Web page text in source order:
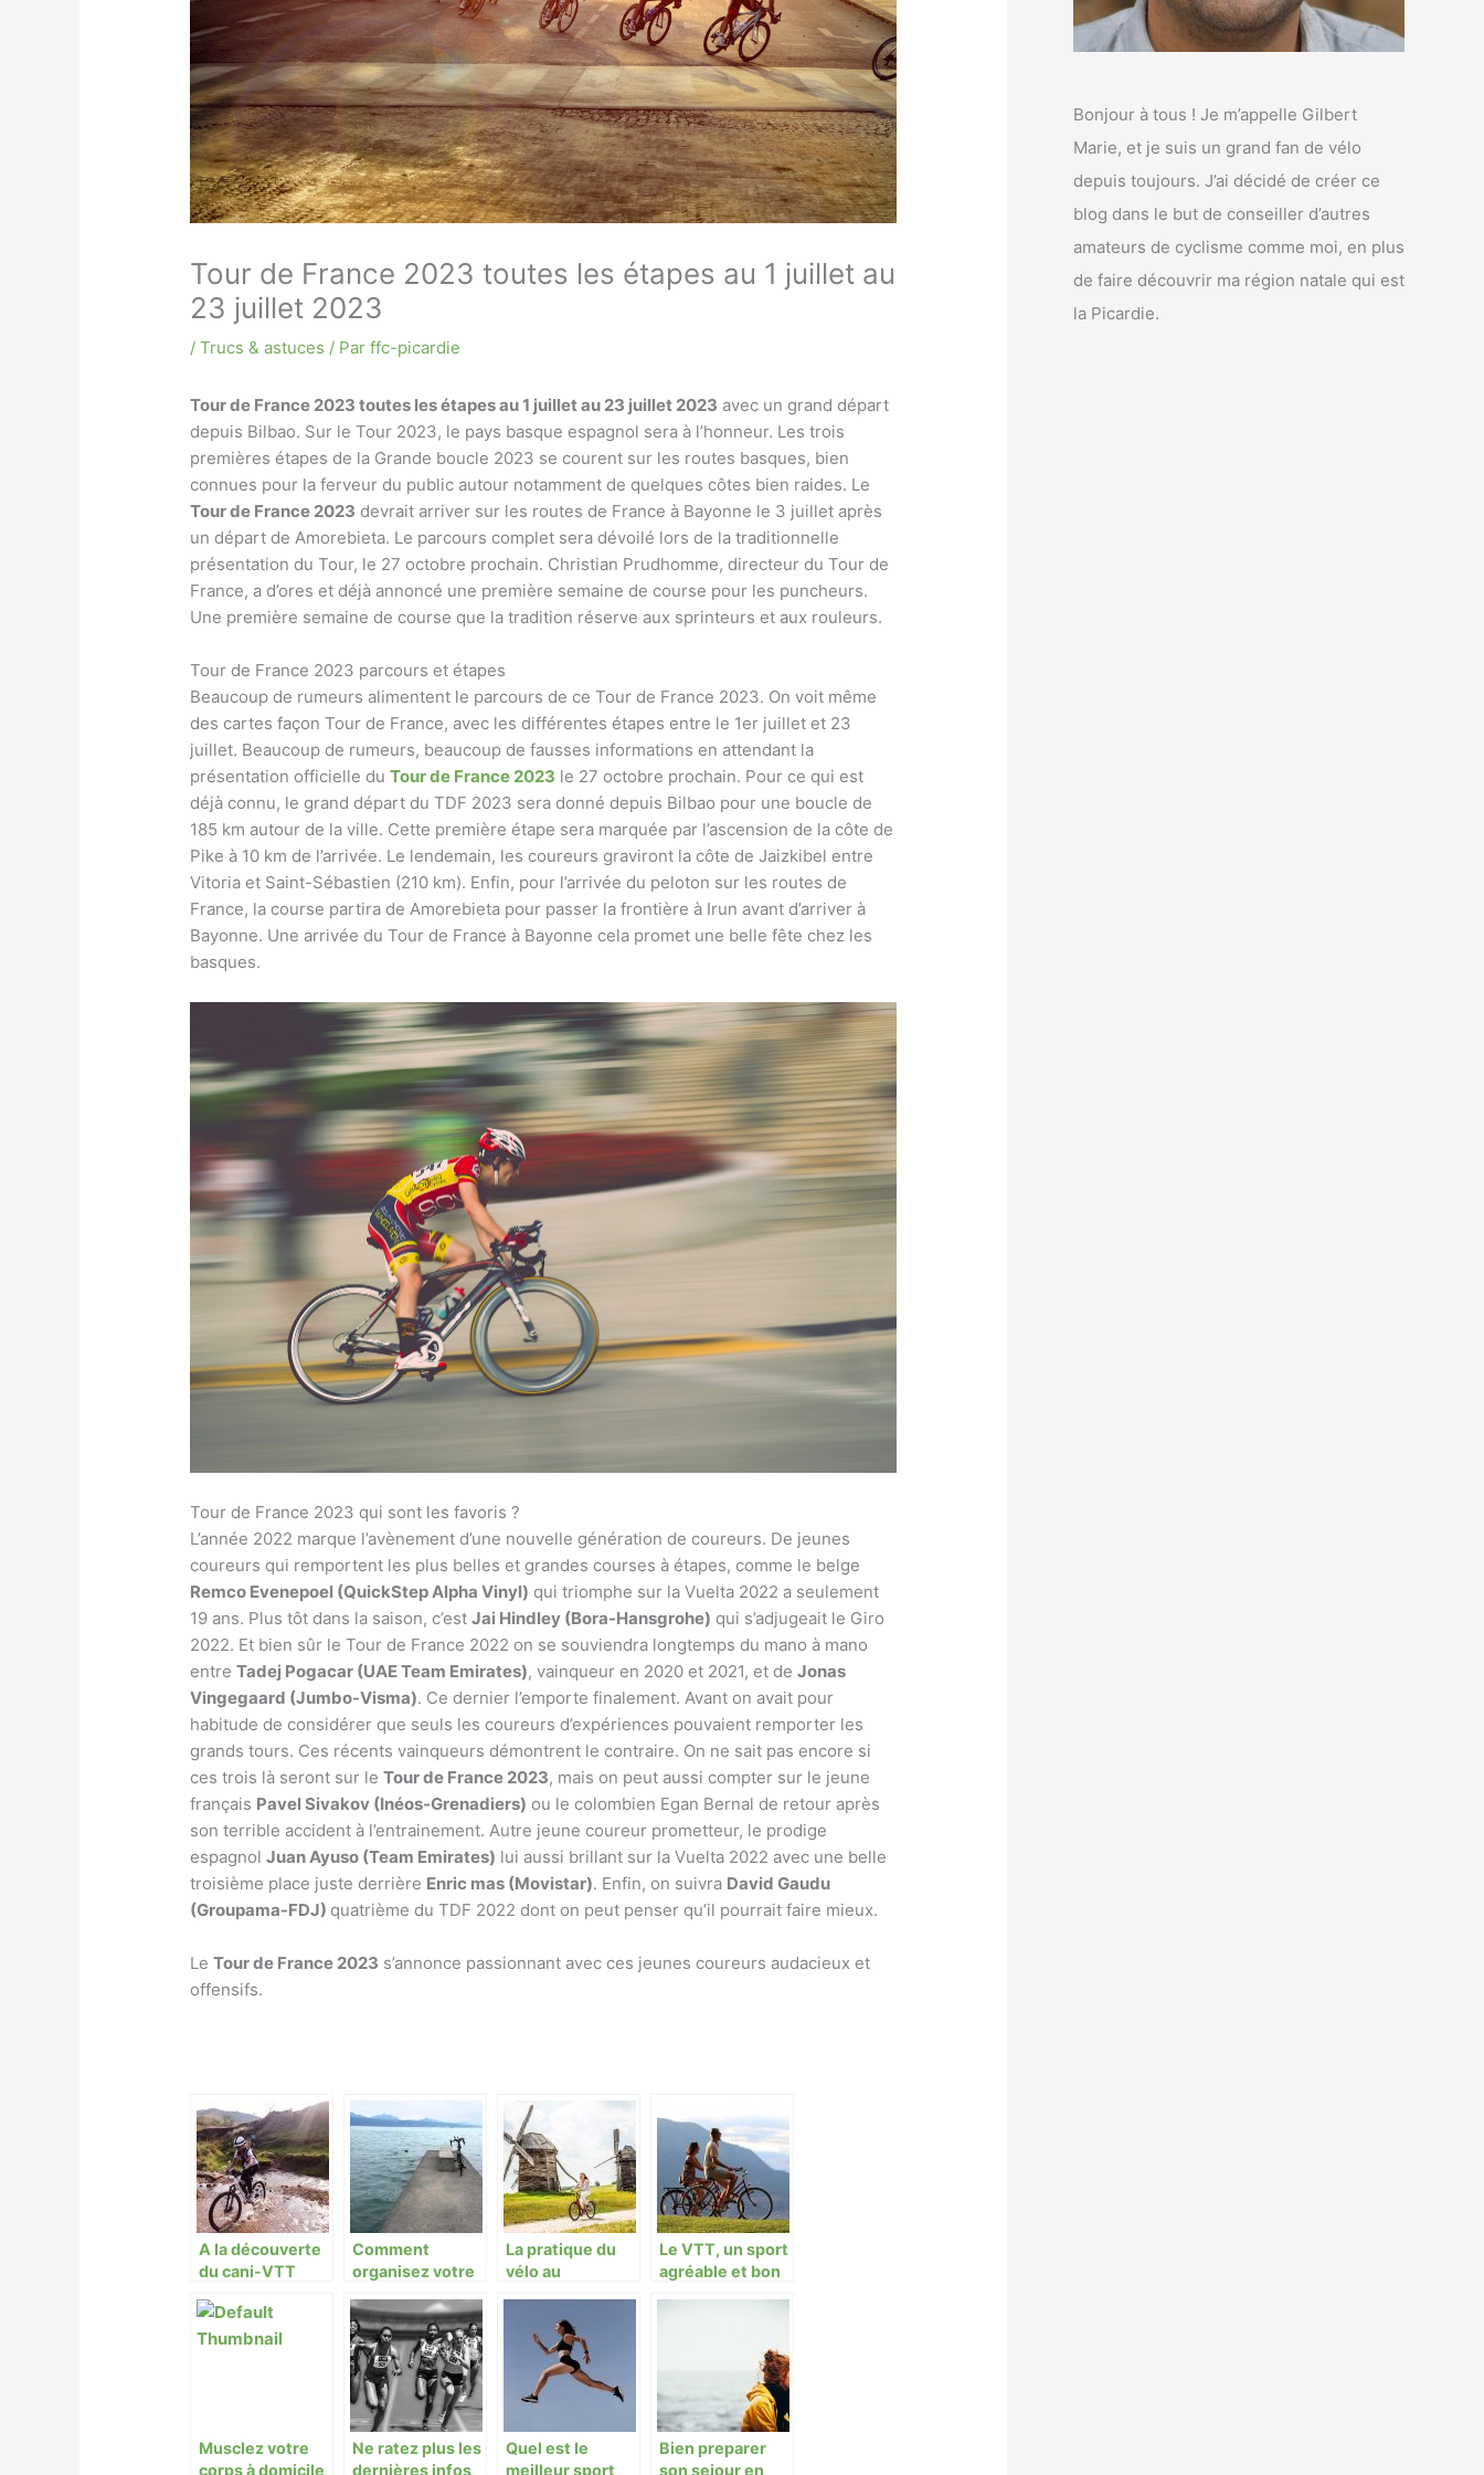
Tour de France 2023 toutes les étapes au 1 juillet au
23 juillet 2023
/Trucs & astuces / Parffc-picardie
Tour de France 2023 toutes les étapes au 1 juillet au 23 juillet 2023 avec un grand départ
depuis Bilbao. Sur le Tour 2023, le pays basque espagnol sera à l’honneur. Les trois
premières étapes de la Grande boucle 2023 se courent sur les routes basques, bien
connues pour la ferveur du public autour notamment de quelques côtes bien raides. Le
Tour de France 2023 devrait arriver sur les routes de France à Bayonne le 3 juillet après
un départ de Amorebieta. Le parcours complet sera dévoilé lors de la traditionnelle
présentation du Tour, le 27 octobre prochain. Christian Prudhomme, directeur du Tour de
France, a d’ores et déjà annoncé une première semaine de course pour les puncheurs.
Une première semaine de course que la tradition réserve aux sprinteurs et aux rouleurs.
Tour de France 2023 parcours et étapes
Beaucoup de rumeurs alimentent le parcours de ce Tour de France 2023. On voit même
des cartes façon Tour de France, avec les différentes étapes entre le 1er juillet et 23
juillet. Beaucoup de rumeurs, beaucoup de fausses informations en attendant la
présentation officielle duTour de France 2023 le 27 octobre prochain. Pour ce qui est
déjà connu, le grand départ du TDF 2023 sera donné depuis Bilbao pour une boucle de
185 km autour de la ville. Cette première étape sera marquée par l’ascension de la côte de
Pike à 10 km de l’arrivée. Le lendemain, les coureurs graviront la côte de Jaizkibel entre
Vitoria et Saint-Sébastien (210 km). Enfin, pour l’arrivée du peloton sur les routes de
France, la course partira de Amorebieta pour passer la frontière à Irun avant d’arriver à
Bayonne. Une arrivée du Tour de France à Bayonne cela promet une belle fête chez les
basques.
Tour de France 2023 qui sont les favoris ?
L’année 2022 marque l’avènement d’une nouvelle génération de coureurs. De jeunes
coureurs qui remportent les plus belles et grandes courses à étapes, comme le belge
Remco Evenepoel (QuickStep Alpha Vinyl) qui triomphe sur la Vuelta 2022 a seulement
19 ans. Plus tôt dans la saison, c’estJai Hindley (Bora-Hansgrohe) qui s’adjugeait le Giro
2022. Et bien sûr le Tour de France 2022 on se souviendra longtemps du mano à mano
entreTadej Pogacar (UAE Team Emirates), vainqueur en 2020 et 2021, et deJonas
Vingegaard (Jumbo-Visma). Ce dernier l’emporte finalement. Avant on avait pour
habitude de considérer que seuls les coureurs d’expériences pouvaient remporter les
grands tours. Ces récents vainqueurs démontrent le contraire. On ne sait pas encore si
ces trois là seront sur leTour de France 2023, mais on peut aussi compter sur le jeune
français Pavel Sivakov (Inéos-Grenadiers) ou le colombien Egan Bernal de retour après
son terrible accident à l’entrainement. Autre jeune coureur prometteur, le prodige
espagnolJuan Ayuso (Team Emirates) lui aussi brillant sur la Vuelta 2022 avec une belle
troisième place juste derrière Enric mas (Movistar). Enfin, on suivra David Gaudu
(Groupama-FDJ) quatrième du TDF 2022 dont on peut penser qu’il pourrait faire mieux.
LeTour de France 2023 s’annonce passionnant avec ces jeunes coureurs audacieux et
offensifs.
A la découverte
du cani-VTT
Comment
organisez votre
La pratique du
vélo au
Le VTT, un sport
agréable et bon
Musclez votre
corps à domicile
Ne ratez plus les
dernières infos
Quel est le
meilleur sport
Bien preparer
son sejour en
Bonjour à tous ! Je m’appelle Gilbert
Marie, et je suis un grand fan de vélo
depuis toujours. J’ai décidé de créer ce
blog dans le but de conseiller d’autres
amateurs de cyclisme comme moi, en plus
de faire découvrir ma région natale qui est
la Picardie.